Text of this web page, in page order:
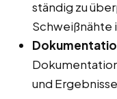
ständig zu
Schweißnähte
und